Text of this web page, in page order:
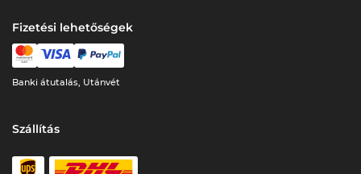
Fizetési lehetőségek
Banki átutalás, Utánvét
Szállítás